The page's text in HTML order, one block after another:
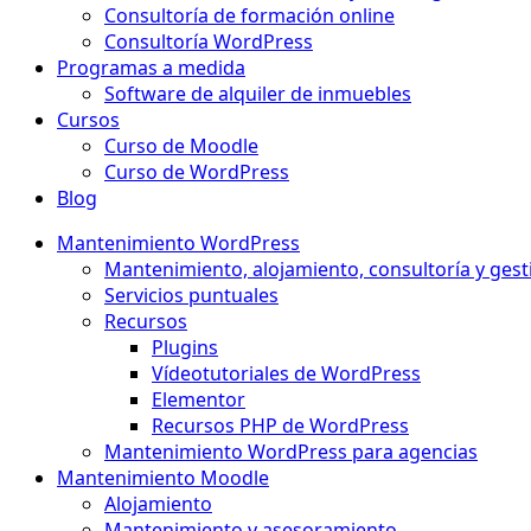
Consultoría de formación online
Consultoría WordPress
Programas a medida
Software de alquiler de inmuebles
Cursos
Curso de Moodle
Curso de WordPress
Blog
Mantenimiento WordPress
Mantenimiento, alojamiento, consultoría y
Servicios puntuales
Recursos
Plugins
Vídeotutoriales de WordPress
Elementor
Recursos PHP de WordPress
Mantenimiento WordPress para agencias
Mantenimiento Moodle
Alojamiento